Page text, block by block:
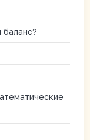
баланс?